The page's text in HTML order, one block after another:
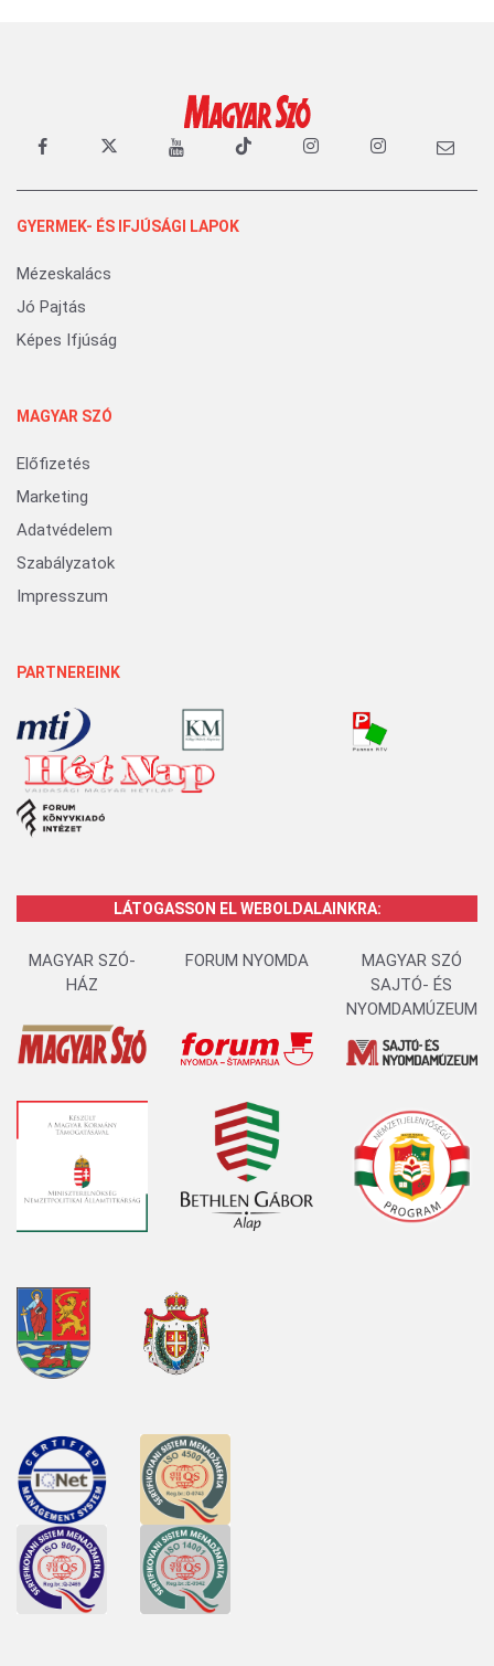
GYERMEK- ÉS IFJÚSÁGI LAPOK
Mézeskalács
Jó Pajtás
Képes Ifjúság
MAGYAR SZÓ
Előfizetés
Marketing
Adatvédelem
Szabályzatok
Impresszum
PARTNEREINK
LÁTOGASSON EL WEBOLDALAINKRA:
MAGYAR SZÓ-
HÁZ
FORUM NYOMDA
MAGYAR SZÓ
SAJTÓ- ÉS
NYOMDAMÚZEUM